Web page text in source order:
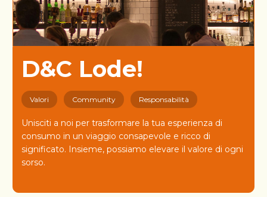
D&C Lode!
Valori Community Responsabilità
Unisciti a noi per trasformare la tua esperienza di
consumo in un viaggio consapevole e ricco di
significato. Insieme, possiamo elevare il valore di ogni
sorso.